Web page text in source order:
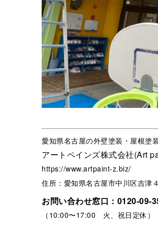
愛知県名古屋の外壁塗装・屋根塗
アートペインズ株式会社(Art
https://www.artpaint-z.biz/
住所：愛知県名古屋市中川区吉津
お問い合わせ窓口： 0120-09-
（10:00〜17:00 火、祝日定休）